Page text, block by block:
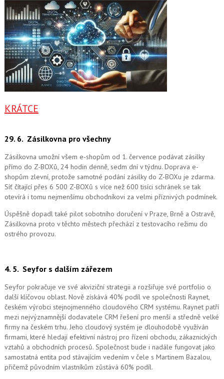
KRÁTCE
29. 6. Zásilkovna pro všechny
Zásilkovna umožní všem e-shopům od 1. července podávat zásilky
přímo do Z-BOXů, 24 hodin denně, sedm dní v týdnu. Doprava e-
shopům zlevní, protože samotné podání zásilky do Z-BOXu je zdarma.
Síť čítající přes 6 500 Z-BOXů s více než 600 tisíci schránek se tak
otevírá i tomu nejmenšímu obchodníkovi za velmi příznivých podmínek.
Úspěšně dopadl také pilot sobotního doručení v Praze, Brně a Ostravě,
Zásilkovna proto v těchto městech přechází z testovacího režimu do
ostrého provozu.
4. 5. Seyfor s dalším zářezem
Seyfor pokračuje ve své akviziční strategii a rozšiřuje své portfolio o
další klíčovou oblast. Nově získává 40% podíl ve společnosti Raynet,
českém výrobci stejnojmenného cloudového CRM systému. Raynet patří
mezi nejvýznamnější dodavatele CRM řešení pro menší a středně velké
firmy na českém trhu. Jeho cloudový systém je dlouhodobě využíván
firmami, které hledají efektivní nástroj pro řízení obchodu, zákaznických
vztahů a obchodních procesů. Společnost bude i nadále fungovat jako
samostatná entita pod stávajícím vedením v čele s Martinem Bazalou,
přičemž původním vlastníkům zůstává 60% podíl.